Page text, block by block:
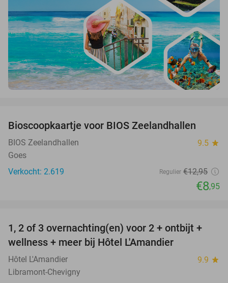
Bioscoopkaartje voor BIOS Zeelandhallen
BIOS Zeelandhallen 9.5 star
Goes
Verkocht: 2.619
Regulier €12,95
€8,95
32%
TODAY
1, 2 of 3 overnachting(en) voor 2 + ontbijt +
wellness + meer bij Hôtel L'Amandier
Hôtel L'Amandier 9.9 star
Libramont-Chevigny